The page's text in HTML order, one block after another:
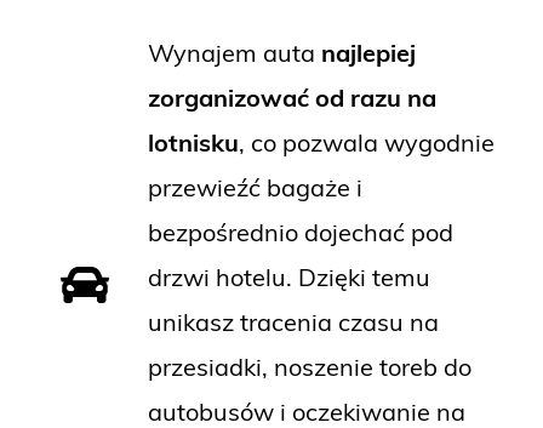
Wynajem auta najlepiej
zorganizować od razu na
lotnisku, co pozwala wygodnie
przewieźć bagaże i
bezpośrednio dojechać pod
drzwi hotelu. Dzięki temu
unikasz tracenia czasu na
przesiadki, noszenie toreb do
autobusów i oczekiwanie na